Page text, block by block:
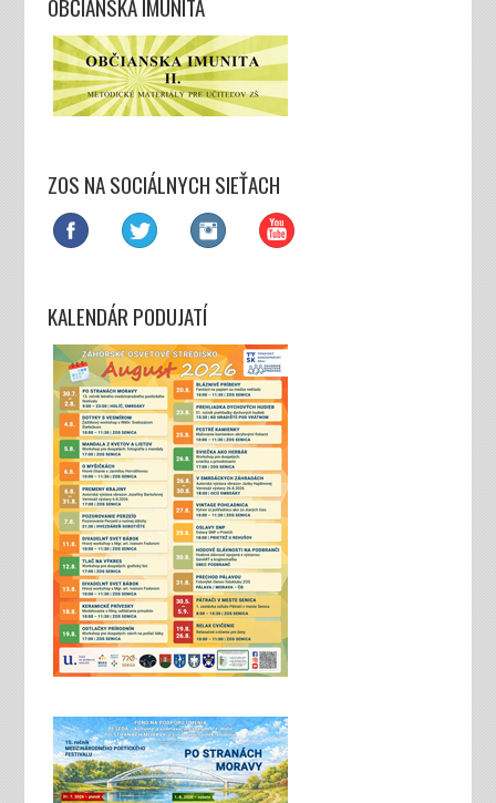
OBČIANSKÁ IMUNITA
ZOS NA SOCIÁLNYCH SIEŤACH
KALENDÁR PODUJATÍ